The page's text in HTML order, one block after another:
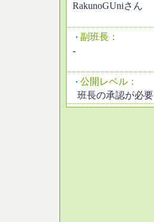
RakunoGUniさん
・ 副班長：
-
・ 公開レベル：
班長の承認が必要